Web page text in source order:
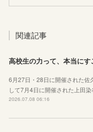
関連記事
高校生の力って、本当にす
6月27日・28日に開催された佐
して7月4日に開催された上田
2026.07.08 06:16